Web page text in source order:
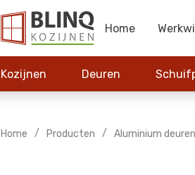
Home
Kozijnen Deuren
Home / Producten / Aluminium deuren